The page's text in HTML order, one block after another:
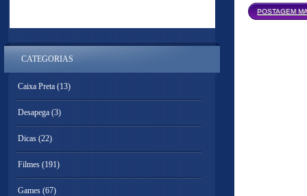
POSTAGEM
CATEGORIAS
Caixa Preta (13)
Desapega (3)
Dicas (22)
Filmes (191)
Games (67)